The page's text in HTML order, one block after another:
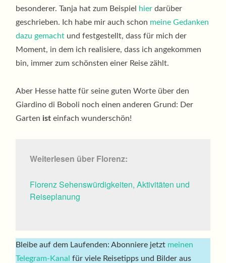
besonderer. Tanja hat zum Beispiel
hier darüber
geschrieben. Ich habe mir auch schon meine Gedanken
dazu gemacht und festgestellt, dass für mich der
Moment, in dem ich realisiere, dass ich angekommen
bin, immer zum schönsten einer Reise zählt.
Aber Hesse hatte für seine guten Worte über den
Giardino di Boboli noch einen anderen Grund: Der
Garten ist einfach wunderschön!
Weiterlesen über Florenz:
Florenz Sehenswürdigkeiten, Aktivitäten und
Reiseplanung
Bleibe auf dem Laufenden: Abonniere jetzt meinen
Telegram-Kanal für viele Reisetipps und Bilder aus